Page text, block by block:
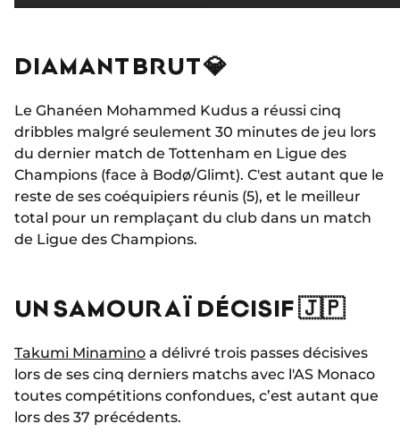
DIAMANT BRUT 💎
Le Ghanéen Mohammed Kudus a réussi cinq
dribbles malgré seulement 30 minutes de jeu lors
du dernier match de Tottenham en Ligue des
Champions (face à Bodø/Glimt). C'est autant que le
reste de ses coéquipiers réunis (5), et le meilleur
total pour un remplaçant du club dans un match
de Ligue des Champions.
UN SAMOURAÏ DÉCISIF 🇯🇵
Takumi Minamino a délivré trois passes décisives
lors de ses cinq derniers matchs avec l'AS Monaco
toutes compétitions confondues, c’est autant que
lors des 37 précédents.